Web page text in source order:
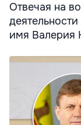
Отвечая на
имя Валерия